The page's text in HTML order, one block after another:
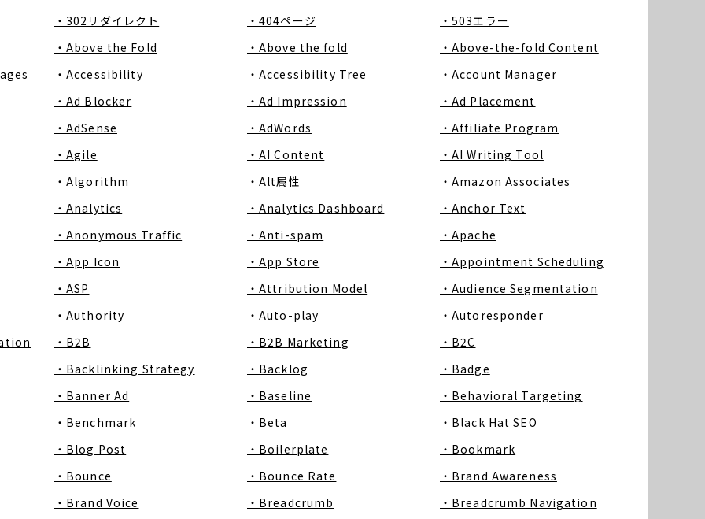
・302リダイレクト ・404ページ
・503エラー
・Above the Fold
・Above the fold
・Above-the-fold Content
・Accessibility ・Accessibility Tree
・Account Manager
・Ad Blocker
・Ad Impression
・Ad Placement
・AdSense
・AdWords
・Affiliate Program
・Agile
・AI Content
・AI Writing Tool
・Algorithm
・Alt属性
・Amazon Associates
・Analytics
・Analytics Dashboard
・Anchor Text
・Anonymous Traffic
・Anti-spam
・Apache
・App Icon
・App Store
・Appointment Scheduling
・ASP
・Attribution Model
・Audience Segmentation
・Authority
・Auto-play
・Autoresponder
・B2B ・B2B Marketing
・B2C
・Backlinking Strategy
・Backlog
・Badge
・Banner Ad
・Baseline
・Behavioral Targeting
・Benchmark
・Beta
・Black Hat SEO
・Blog Post
・Boilerplate
・Bookmark
・Bounce
・Bounce Rate
・Brand Awareness
・Brand Voice
・Breadcrumb
・Breadcrumb Navigation